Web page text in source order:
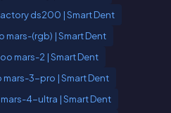
ds200 | Smart Dent
mars-(rgb) | Smart Dent
mars-2 | Smart Dent
mars-3-pro | Smart Dent
4-ultra | Smart Dent